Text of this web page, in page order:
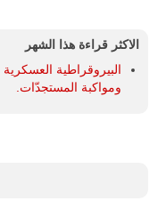
الاكثر قراءة هذا الشهر
البيروقراطية
ومواكبة المستجدّات.